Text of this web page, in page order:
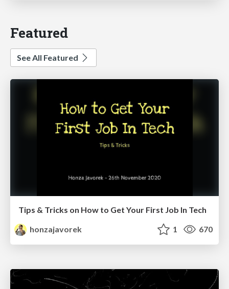
Featured
See All Featured
Tips & Tricks on How to Get Your First Job In Tech
honzajavorek
1 670